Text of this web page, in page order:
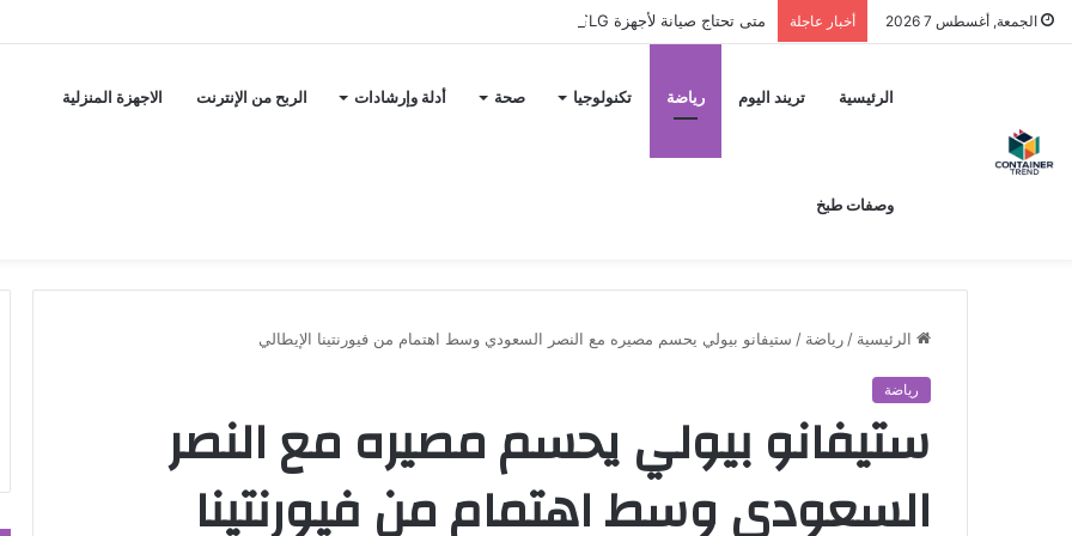
نموذج التواصل
الجمعة, أغسطس 7 2026 أخبار عاجلة متى تحتاج صيانة لأجهزة LG؟ وكيف تختار مركز الصيانة الصحيح في مصر
الرئيسية تريند اليوم رياضة تكنولوجيا صحة أدلة وإرشادات الربح من الإنترنت الاجهزة المنزلية
وصفات طبخ
الرئيسية / رياضة / ستيفانو بيولي يحسم مصيره مع النصر السعودي وسط اهتمام من فيورنتينا الإيطالي
رياضة
ستيفانو بيولي يحسم مصيره مع النصر
السعودي وسط اهتمام من فيورنتينا